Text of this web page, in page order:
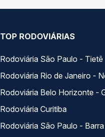
TOP RODOVIÁRIAS
Rodoviária São Paulo - Tietê
Rodoviária Rio de Janeiro -
Rodoviária Belo Horizonte -
Rodoviária Curitiba
Rodoviária São Paulo -